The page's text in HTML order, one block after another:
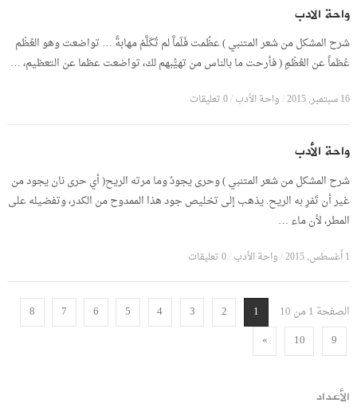
واحة الادب
شرح المشكل من شعر المتنبي ) عظُمت فَلَماَّ لم تُكَلَّمْ مهابةً … تواضعت وهو العُظْم
عُظماً عن العُظْمِ ( فأرحت ما بالناس من تهيُّبهم لك، تواضعت عظما عن التعظيم، …
16 سبتمبر, 2015 /واحة الأدب/0 تعليقات
واحة الأدب
شرح المشكل من شعر المتنبي ) وحرى يجودُ وما مرته الريح( أي حرى نان يجود من
غير أن تَمْرِ به الريح. يذهب إلى تخليص جود هذا الممدوح من الكدر، وتفضيله على
المطر، لأن ماء …
1 أغسطس, 2015 /واحة الأدب/0 تعليقات
الصفحة 1 من 10 1
2
3
4
5
6
7
8
9
10
»
الأعداد